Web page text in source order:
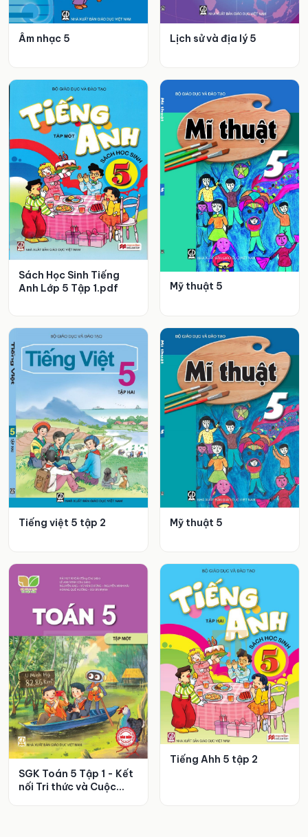
Âm nhạc 5 Lịch sử và địa lý 5
Sách Học Sinh Tiếng
Anh Lớp 5 Tập 1.pdf
Mỹ thuật 5
Tiếng việt 5 tập 2 Mỹ thuật 5
SGK Toán 5 Tập 1 - Kết
nối Tri thức và Cuộc
Tiếng Ahh 5 tập 2